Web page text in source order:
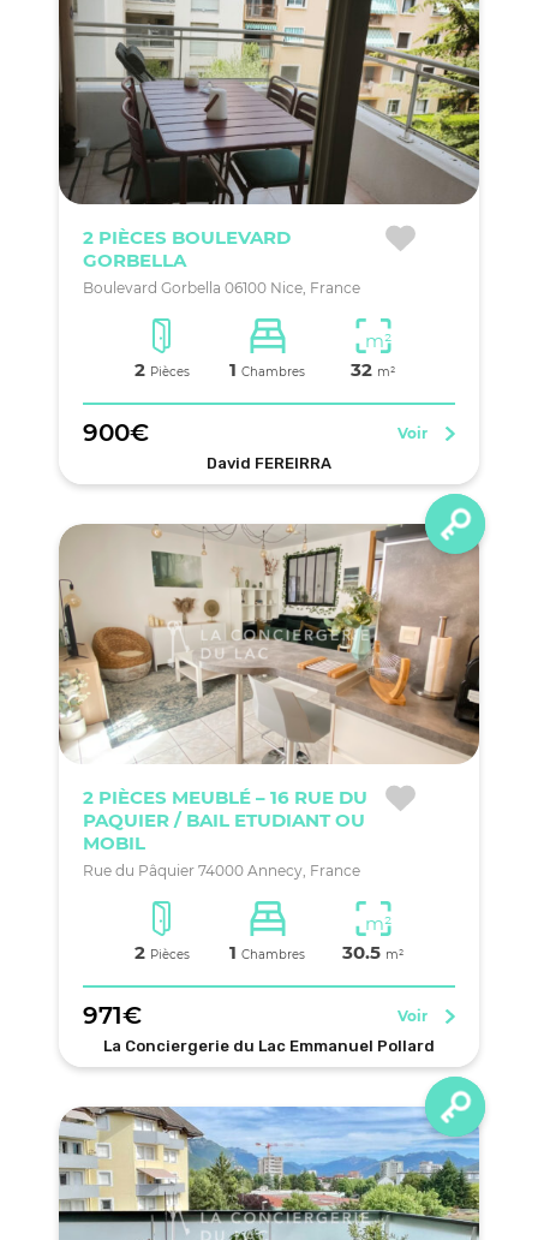
2 PIÈCES BOULEVARD
GORBELLA
Boulevard Gorbella 06100 Nice, France
2 Pièces 1Chambres
m²
32 m²
900€
Voir
David FEREIRRA
2 PIÈCES MEUBLÉ – 16 RUE DU
PAQUIER / BAIL ETUDIANT OU
MOBIL
Rue du Pâquier 74000 Annecy, France
2 Pièces 1Chambres
m²
30.5 m²
971€
Voir
La Conciergerie du Lac Emmanuel Pollard